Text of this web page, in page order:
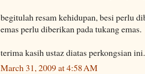
begitulah resam kehidupan, besi perlu
emas perlu diberikan pada tukang emas.
terima kasih ustaz diatas perkongsian ini.
March 31, 2009 at 4:58 AM